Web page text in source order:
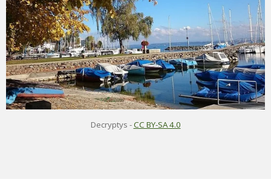
Decryptys -CC BY-SA 4.0